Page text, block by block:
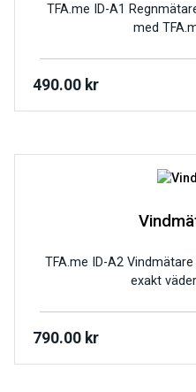
TFA.me ID-A1
med
490.00 kr
TFA.me ID-A2
exakt
790.00 kr